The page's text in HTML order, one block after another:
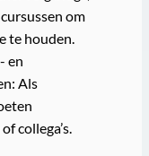
om
te houden.
en
Als
collega’s.